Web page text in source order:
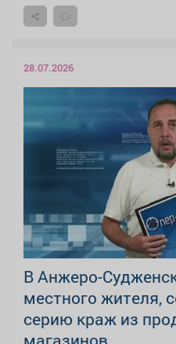
28.07.2026
В Анжеро-
местного жителя,
серию краж из